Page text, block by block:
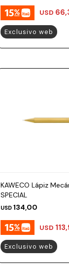
USD
Exclusivo web
KAWECO Lápiz
SPECIAL
USD 134,00
USD
Exclusivo web